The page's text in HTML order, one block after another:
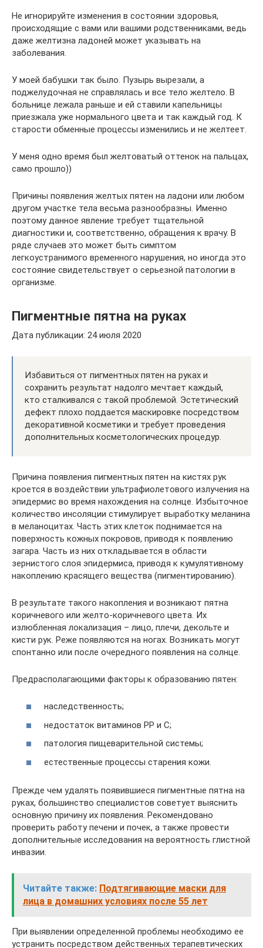
Не игнорируйте изменения в состоянии здоровья,
происходящие с вами или вашими родственниками, ведь
даже желтизна ладоней может указывать на
заболевания.
У моей бабушки так было. Пузырь вырезали, а
поджелудочная не справлялась и все тело желтело. В
больнице лежала раньше и ей ставили капельницы
приезжала уже нормального цвета и так каждый год. К
старости обменные процессы изменились и не желтеет.
У меня одно время был желтоватый оттенок на пальцах,
само прошло))
Причины появления желтых пятен на ладони или любом
другом участке тела весьма разнообразны. Именно
поэтому данное явление требует тщательной
диагностики и, соответственно, обращения к врачу. В
ряде случаев это может быть симптом
легкоустранимого временного нарушения, но иногда это
состояние свидетельствует о серьезной патологии в
организме.
Пигментные пятна на руках
Дата публикации: 24 июля 2020
Избавиться от пигментных пятен на руках и
сохранить результат надолго мечтает каждый,
кто сталкивался с такой проблемой. Эстетический
дефект плохо поддается маскировке посредством
декоративной косметики и требует проведения
дополнительных косметологических процедур.
Причина появления пигментных пятен на кистях рук
кроется в воздействии ультрафиолетового излучения на
эпидермис во время нахождения на солнце. Избыточное
количество инсоляции стимулирует выработку меланина
в меланоцитах. Часть этих клеток поднимается на
поверхность кожных покровов, приводя к появлению
загара. Часть из них откладывается в области
зернистого слоя эпидермиса, приводя к кумулятивному
накоплению красящего вещества (пигментированию).
В результате такого накопления и возникают пятна
коричневого или желто-коричневого цвета. Их
излюбленная локализация – лицо, плечи, декольте и
кисти рук. Реже появляются на ногах. Возникать могут
спонтанно или после очередного появления на солнце.
Предрасполагающими факторы к образованию пятен:
наследственность;
недостаток витаминов PP и C;
патология пищеварительной системы;
естественные процессы старения кожи.
Прежде чем удалять появившиеся пигментные пятна на
руках, большинство специалистов советует выяснить
основную причину их появления. Рекомендовано
проверить работу печени и почек, а также провести
дополнительные исследования на вероятность глистной
инвазии.
Читайте также: Подтягивающие маски для
лица в домашних условиях после 55 лет
При выявлении определенной проблемы необходимо ее
устранить посредством действенных терапевтических